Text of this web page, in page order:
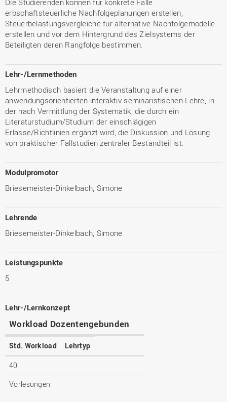
erbschaftsteuerliche Nachfolgeplanungen erstellen,
Steuerbelastungsvergleiche für alternative Nachfolgemodelle
erstellen und vor dem Hintergrund des Zielsystems der
Beteiligten deren Rangfolge bestimmen.
Lehr-/Lernmethoden
Lehrmethodisch basiert die Veranstaltung auf einer
anwendungsorientierten interaktiv seminaristischen Lehre, in
der nach Vermittlung der Systematik, die durch ein
Literaturstudium/Studium der einschlägigen
Erlasse/Richtlinien ergänzt wird, die Diskussion und Lösung
von praktischer Fallstudien zentraler Bestandteil ist.
Modulpromotor
Briesemeister-Dinkelbach, Simone
Lehrende
Briesemeister-Dinkelbach, Simone
Leistungspunkte
5
Lehr-/Lernkonzept
Workload Dozentengebunden
Std. Workload Lehrtyp
40
Vorlesungen